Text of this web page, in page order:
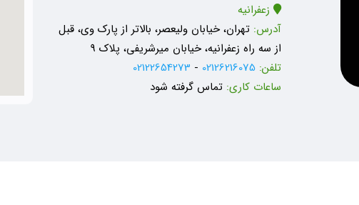
زعفرانیه
آدرس: تهران، خیابان ولیعصر، بالاتر از پارک وی، قبل
از سه راه زعفرانیه، خیابان میرشریفی، پلاک 9
تلفن: 02126216075
-
02122654273
ساعات کاری: تماس گرفته شود